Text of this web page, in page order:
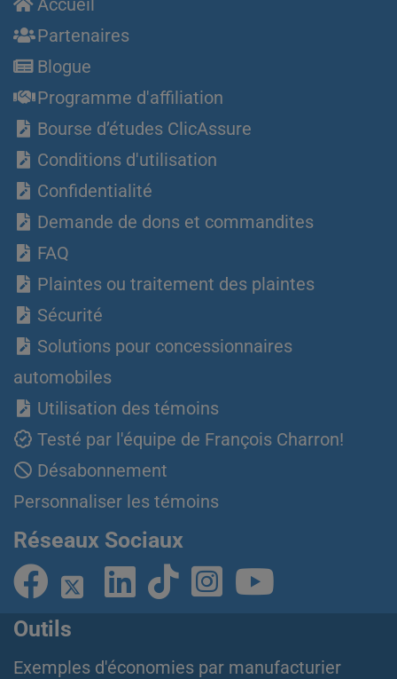
Partenaires
Blogue
Programme d'affiliation
Bourse d’études ClicAssure
Conditions d'utilisation
Confidentialité
Demande de dons et commandites
FAQ
Plaintes ou traitement des plaintes
Sécurité
Solutions pour concessionnaires
automobiles
Utilisation des témoins
Testé par l'équipe de François Charron!
Désabonnement
Personnaliser les témoins
Réseaux Sociaux
Outils
Exemples d'économies par manufacturier